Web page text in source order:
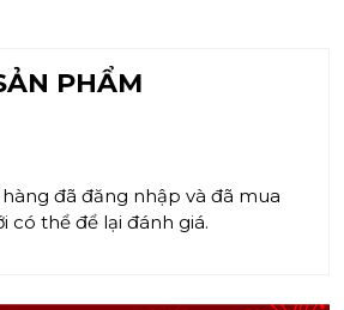
PHẨM
đã đăng nhập và đã mua
có thể để lại đánh giá.